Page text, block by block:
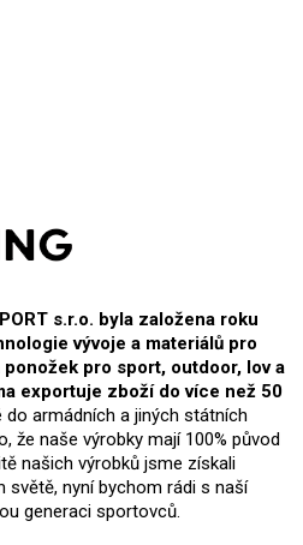
s.r.o. byla založena roku
vývoje a materiálů pro
pro sport, outdoor, lov a
exportuje zboží do více než 50
do armádních a jiných státních
že naše výrobky mají 100% původ
našich výrobků jsme získali
světě, nyní bychom rádi s naší
generaci sportovců.